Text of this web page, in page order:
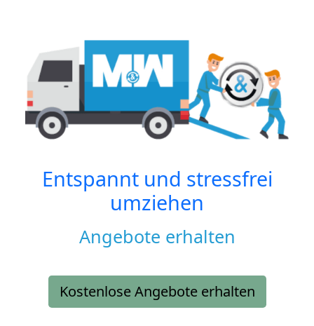
Entspannt und stressfrei
umziehen
Angebote erhalten
Kostenlose Angebote erhalten